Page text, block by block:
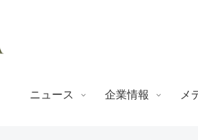
ニュース 企業情報 メ